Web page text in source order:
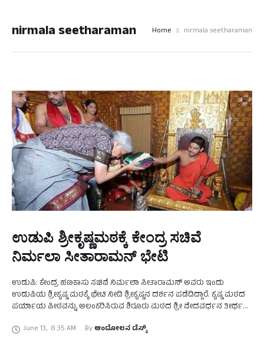
nirmala seetharaman Home nirmala seetharaman
ಉಡುಪಿ ಶ್ರೀಕೃಷ್ಣಮಠಕ್ಕೆ ಕೇಂದ್ರ ಸಚಿವೆ
ನಿರ್ಮಲಾ ಸೀತಾರಾಮನ್‌ ಭೇಟಿ
ಉಡುಪಿ: ಕೇಂದ್ರ ಹಣಕಾಸು ಸಚಿವೆ ನಿರ್ಮಲಾ ಸೀತಾರಾಮನ್‌ ಅವರು ಇಂದು
ಉಡುಪಿಯ ಶ್ರೀಕೃಷ್ಣ ಮಠಕ್ಕೆ ಭೇಟಿ ನೀಡಿ ಶ್ರೀಕೃಷ್ಣನ ದರ್ಶನ ಪಡೆದಿದ್ದಾರೆ. ಕೃಷ್ಣ ಮಠದ
ಪರ್ಯಾಯ ಪೀಠವನ್ನು ಅಲಂಕರಿಸಿರುವ ಶಿರೂರು ಮಠದ ಶ್ರೀ ವೇದವರ್ಧನ ತೀರ್ಥ
June 13, 8:35 AM By ಆಂದೋಲನ ಡೆಸ್ಕ್